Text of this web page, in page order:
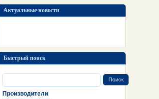
Актуальные новости
Быстрый поиск
Производители